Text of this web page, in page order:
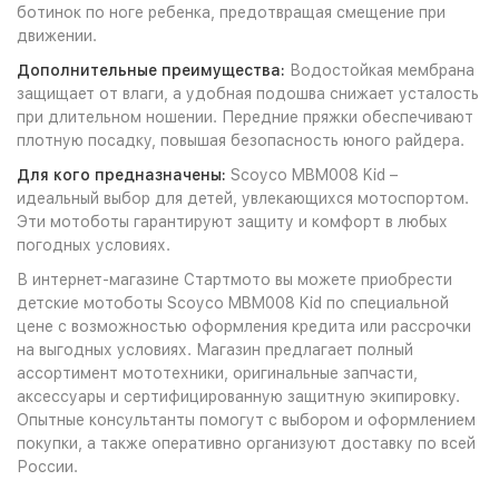
ботинок по ноге ребенка, предотвращая смещение при
движении.
Дополнительные преимущества: Водостойкая мембрана
защищает от влаги, а удобная подошва снижает усталость
при длительном ношении. Передние пряжки обеспечивают
плотную посадку, повышая безопасность юного райдера.
Для кого предназначены: Scoyco MBM008 Kid –
идеальный выбор для детей, увлекающихся мотоспортом.
Эти мотоботы гарантируют защиту и комфорт в любых
погодных условиях.
В интернет-магазине Стартмото вы можете приобрести
детские мотоботы Scoyco MBM008 Kid по специальной
цене с возможностью оформления кредита или рассрочки
на выгодных условиях. Магазин предлагает полный
ассортимент мототехники, оригинальные запчасти,
аксессуары и сертифицированную защитную экипировку.
Опытные консультанты помогут с выбором и оформлением
покупки, а также оперативно организуют доставку по всей
России.